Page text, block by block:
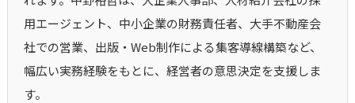
用エージェント、中小企業の財務責任者、大手不動産会
社での営業、出版・Web制作による集客導線構築など、
幅広い実務経験をもとに、経営者の意思決定を支援しま
す。